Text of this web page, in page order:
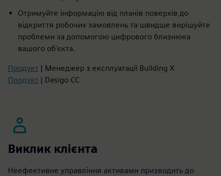
Отримуйте інформацію від планів поверхів до
відкриття робочих замовлень та швидше вирішуйте
проблеми за допомогою цифрового близнюка
вашого об'єкта.
Продукт | Менеджер з експлуатації Building X
Продукт | Desigo CC
Виклик клієнта
Неефективне управління активами призводить до